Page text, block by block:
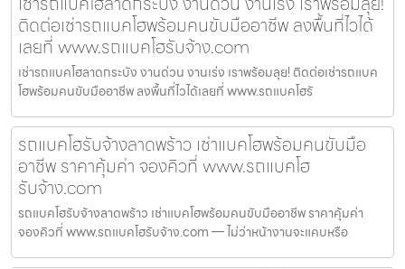
ติดต่อเช่ารถแบคโฮพร้อมคนขับมืออาชีพ ลงพื้นที่ไวได้
เลยที่ www.รถแบคโฮรับจ้าง.com
เช่ารถแบคโฮลาดกระบัง งานด่วน งานเร่ง เราพร้อมลุย! ติดต่อเช่ารถแบค
โฮพร้อมคนขับมืออาชีพ ลงพื้นที่ไวได้เลยที่ www.รถแบคโฮรั
รถแบคโฮรับจ้างลาดพร้าว เช่าแบคโฮพร้อมคนขับมือ
อาชีพ ราคาคุ้มค่า จองคิวที่ www.รถแบคโฮ
รับจ้าง.com
รถแบคโฮรับจ้างลาดพร้าว เช่าแบคโฮพร้อมคนขับมืออาชีพ ราคาคุ้มค่า
จองคิวที่ www.รถแบคโฮรับจ้าง.com — ไม่ว่าหน้างานจะแคบหรือ